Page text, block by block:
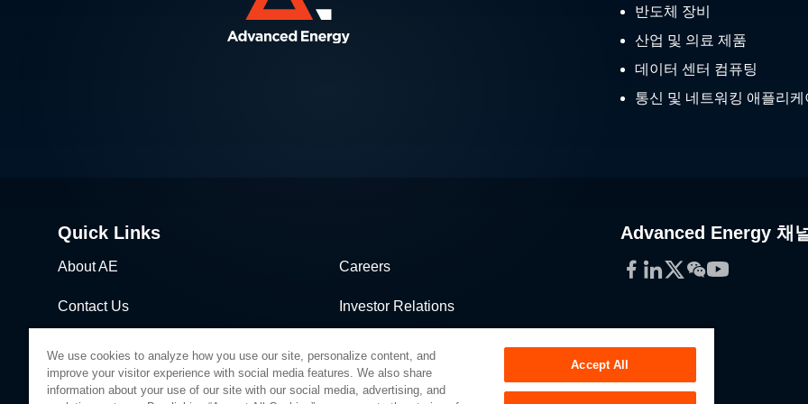
반도체 장비
산업 및 의료 제품
데이터 센터 컴퓨팅
통신 및 네트워킹 애플리케
Quick Links
About AE Careers
Contact Us Investor Relations
Advanced Energy 채
Facebook
LinkedIn
Twitter
WeChat
YouTube
We use cookies to analyze how you use our site, personalize content, and
improve your visitor experience with social media features. We also share
information about your use of our site with our social media, advertising, and
Accept All